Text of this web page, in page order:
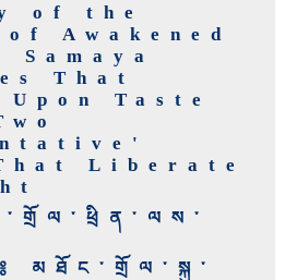
of the
Awakened
That
Taste
Liberate
མཐོང་གྲོལ་སྐུ་